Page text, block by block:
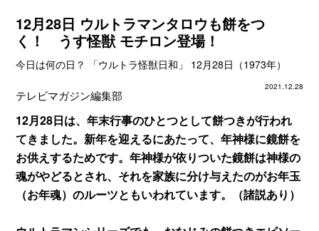
12月28日 ウルトラマンタロウも餅をつ
く！ うす怪獣 モチロン登場！
今日は何の日？ 「ウルトラ怪獣日和」 12月28日（1973年）
2021.12.28
テレビマガジン編集部
12月28日は、年末行事のひとつとして餅つきが行われ
てきました。新年を迎えるにあたって、年神様に鏡餅を
お供えするためです。年神様が依りついた鏡餅は神様の
魂がやどるとされ、それを家族に分け与えたのがお年玉
（お年魂）のルーツともいわれています。（諸説あり）